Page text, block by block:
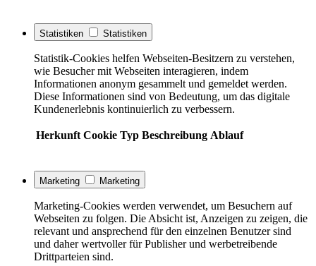
Statistiken Statistiken
Statistik-Cookies helfen Webseiten-Besitzern zu verstehen,
wie Besucher mit Webseiten interagieren, indem
Informationen anonym gesammelt und gemeldet werden.
Diese Informationen sind von Bedeutung, um das digitale
Kundenerlebnis kontinuierlich zu verbessern.
Herkunft Cookie Typ Beschreibung Ablauf
Marketing Marketing
Marketing-Cookies werden verwendet, um Besuchern auf
Webseiten zu folgen. Die Absicht ist, Anzeigen zu zeigen, die
relevant und ansprechend für den einzelnen Benutzer sind
und daher wertvoller für Publisher und werbetreibende
Drittparteien sind.